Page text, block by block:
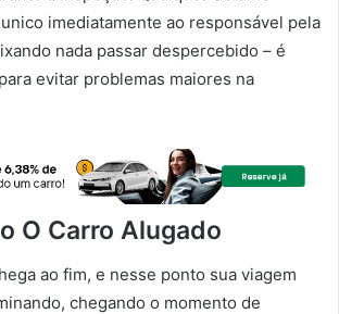
imediatamente ao responsável pela
nada passar despercebido – é
evitar problemas maiores na
O Carro Alugado
ao fim, e nesse ponto sua viagem
chegando o momento de